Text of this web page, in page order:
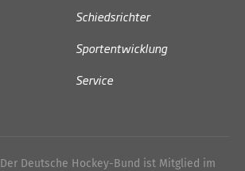
Schiedsrichter
Sportentwicklung
Service
Der Deutsche Hockey-Bund ist Mitglied im